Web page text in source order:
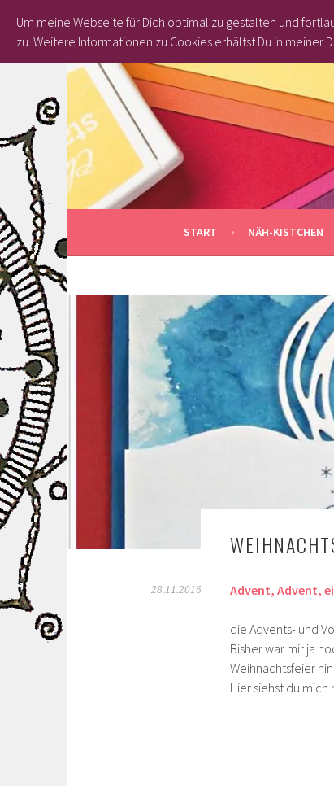
Springe
Inhalt
START NÄH-KISTCHEN
28.11.2016 Advent, Advent,
die Advents- und
Bisher war mir ja
Weihnachtsfeier
Hier siehst du
Um meine Webseite für Dich optimal zu gestalten und
zu. Weitere Informationen zu Cookies erhältst Du in meiner